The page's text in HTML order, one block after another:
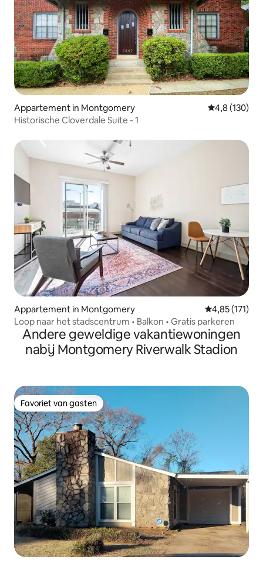
Appartement in Montgomery Gemiddelde
4,8 (130)
Historische Cloverdale Suite - 1
Appartement in Montgomery Gemiddelde
4,85 (171)
Loop naar het stadscentrum • Balkon • Gratis parkeren
Andere geweldige vakantiewoningen
nabij Montgomery Riverwalk Stadion
Favoriet van gasten
Favoriet van gasten